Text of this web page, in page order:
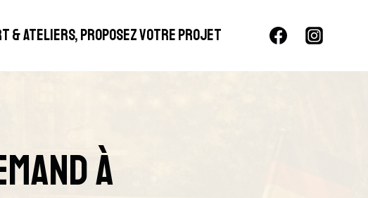
& ATELIERS, PROPOSEZ VOTRE PROJET
À